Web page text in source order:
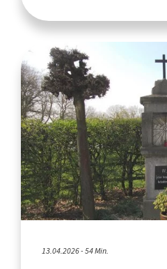
13.04.2026 - 54 Min.